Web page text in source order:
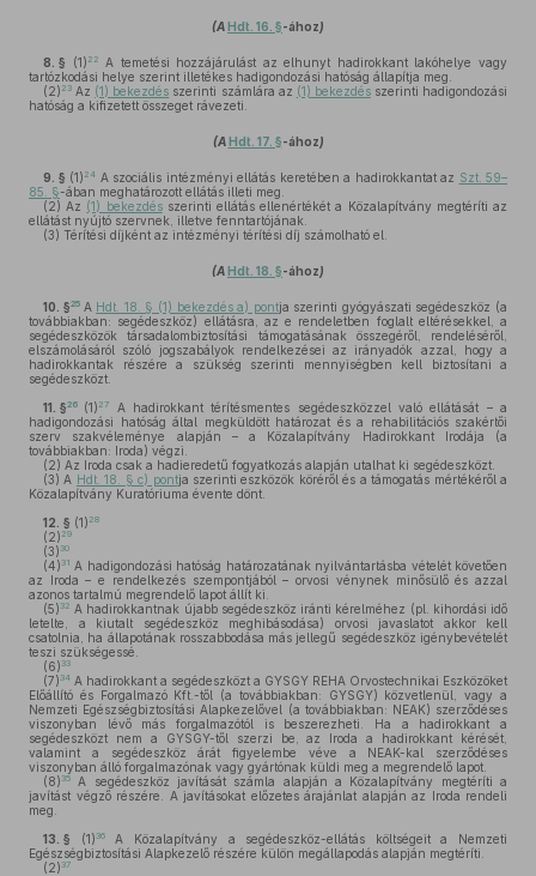
(AHdt. 16. §-ához)
8. § (1) 22
A temetési hozzájárulást az elhunyt hadirokkant lakóhelye vagy
tartózkodási helye szerint illetékes hadigondozási hatóság állapítja meg.
(2) 23 Az (1) bekezdés szerinti számlára az (1) bekezdésszerinti hadigondozási
hatóság a kifizetett összeget rávezeti.
(AHdt. 17. §-ához)
9. § (1) 24 A szociális intézményi ellátás keretében a hadirokkantat az Szt. 59–
85. §-ában meghatározott ellátás illeti meg.
(2) Az (1) bekezdésszerinti ellátás ellenértékét a Közalapítvány megtéríti az
ellátást nyújtó szervnek, illetve fenntartójának.
(3) Térítési díjként az intézményi térítési díj számolható el.
(AHdt. 18. §-ához)
10. §25 A Hdt. 18. § (1) bekezdés a) pontja szerinti gyógyászati segédeszköz (a
továbbiakban: segédeszköz) ellátásra, az e rendeletben foglalt eltérésekkel, a
segédeszközök társadalombiztosítási támogatásának összegéről, rendeléséről,
elszámolásáról szóló jogszabályok rendelkezései az irányadók azzal, hogy a
hadirokkantak részére a szükség szerinti mennyiségben kell biztosítani a
segédeszközt.
11. §26 (1) 27
A hadirokkant térítésmentes segédeszközzel való ellátását – a
hadigondozási hatóság által megküldött határozat és a rehabilitációs szakértői
szerv szakvéleménye alapján – a Közalapítvány Hadirokkant Irodája (a
továbbiakban: Iroda) végzi.
(2) Az Iroda csak a hadieredetű fogyatkozás alapján utalhat ki segédeszközt.
(3) A Hdt. 18. § c) pontja szerinti eszközök köréről és a támogatás mértékéről a
Közalapítvány Kuratóriuma évente dönt.
12. § (1) 28
(2) 29
(3) 30
(4) 31 A hadigondozási hatóság határozatának nyilvántartásba vételét követően
az Iroda – e rendelkezés szempontjából – orvosi vénynek minősülő és azzal
azonos tartalmú megrendelő lapot állít ki.
(5) 32 A hadirokkantnak újabb segédeszköz iránti kérelméhez (pl. kihordási idő
letelte, a kiutalt segédeszköz meghibásodása) orvosi javaslatot akkor kell
csatolnia, ha állapotának rosszabbodása más jellegű segédeszköz igénybevételét
teszi szükségessé.
(6) 33
(7) 34 A hadirokkant a segédeszközt a GYSGY REHA Orvostechnikai Eszközöket
Előállító és Forgalmazó Kft.-től (a továbbiakban: GYSGY) közvetlenül, vagy a
Nemzeti Egészségbiztosítási Alapkezelővel (a továbbiakban: NEAK) szerződéses
viszonyban lévő más forgalmazótól is beszerezheti. Ha a hadirokkant a
segédeszközt nem a GYSGY-től szerzi be, az Iroda a hadirokkant kérését,
valamint a segédeszköz árát figyelembe véve a NEAK-kal szerződéses
viszonyban álló forgalmazónak vagy gyártónak küldi meg a megrendelő lapot.
(8) 35
A segédeszköz javítását számla alapján a Közalapítvány megtéríti a
javítást végző részére. A javításokat előzetes árajánlat alapján az Iroda rendeli
meg.
13. § (1) 36A Közalapítvány a segédeszköz-ellátás költségeit a Nemzeti
Egészségbiztosítási Alapkezelő részére külön megállapodás alapján megtéríti.
(2) 37